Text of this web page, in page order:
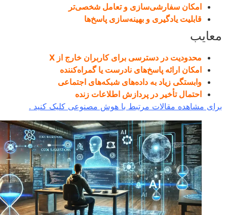
امکان سفارشی‌سازی و تعامل شخصی‌تر
قابلیت یادگیری و بهینه‌سازی پاسخ‌ها
محدودیت در دسترسی برای کاربران خارج از X
امکان ارائه پاسخ‌های نادرست یا گمراه‌کننده
وابستگی زیاد به داده‌های شبکه‌های اجتماعی
احتمال تأخیر در پردازش اطلاعات زنده
مشاهده مقالات مرتبط با هوش مصنوعی کلیک کنید .